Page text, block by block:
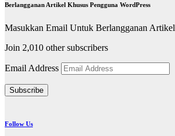
Berlangganan Artikel Khusus Pengguna WordPress
Masukkan Email Untuk Berlangganan Artikel
Join 2,010 other subscribers
Email Address
Subscribe
Follow Us